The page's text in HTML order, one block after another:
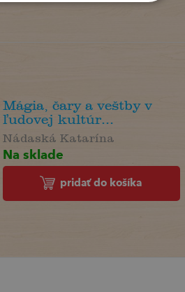
Mágia, čary a veštby v
ľudovej kultúr...
Nádaská Katarína
Na sklade
pridať do košíka